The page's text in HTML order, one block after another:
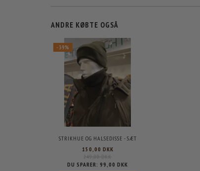
ANDRE KØBTE OGSÅ
-39%
STRIKHUE OG HALSEDISSE - SÆT
150,00 DKK
249,00 DKK
DU SPARER:99,00 DKK